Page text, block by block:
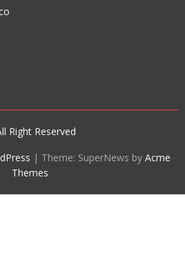
Right Reserved
| Theme: SuperNews byAcme
Themes